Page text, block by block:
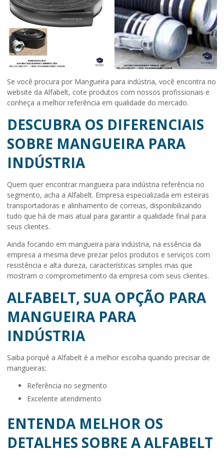
Se você procura por Mangueira para indústria, você encontra no
website da Alfabelt, cote produtos com nossos profissionais e
conheça a melhor referência em qualidade do mercado.
DESCUBRA OS DIFERENCIAIS
SOBRE MANGUEIRA PARA
INDÚSTRIA
Quem quer encontrar mangueira para indústria referência no
segmento, acha a Alfabelt. Empresa especializada em esteiras
transportadoras e alinhamento de correias, disponibilizando
tudo que há de mais atual para garantir a qualidade final para
seus clientes.
Ainda focando em mangueira para indústria, na essência da
empresa a mesma deve prezar pelos produtos e serviços com
resistência e alta dureza, características simples mas que
mostram o comprometimento da empresa com seus clientes.
ALFABELT, SUA OPÇÃO PARA
MANGUEIRA PARA
INDÚSTRIA
Saiba porquê a Alfabelt é a melhor escolha quando precisar de
mangueiras:
referência no segmento
excelente atendimento
ENTENDA MELHOR OS
DETALHES SOBRE A ALFABELT